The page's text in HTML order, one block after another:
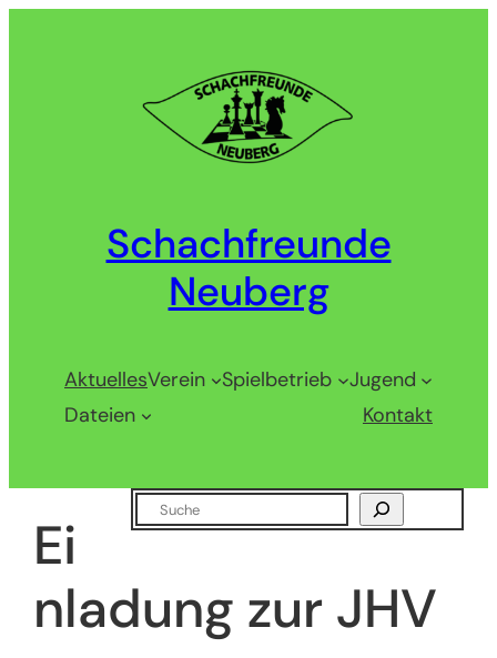
Schachfreunde
Neuberg
AktuellesVerein Spielbetrieb
Jugend
Dateien
Kontakt
Suchen
Ei
nladung zur JHV